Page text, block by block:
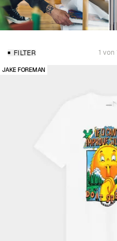
FILTER 1
JAKE FOREMAN